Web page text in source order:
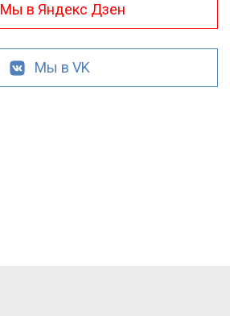
Мы в Яндекс Дзен
Мы в VK